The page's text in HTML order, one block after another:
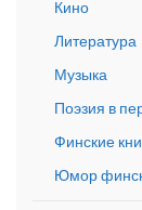
Кино
Литература
Музыка
Поэзия в
Финские
Юмор